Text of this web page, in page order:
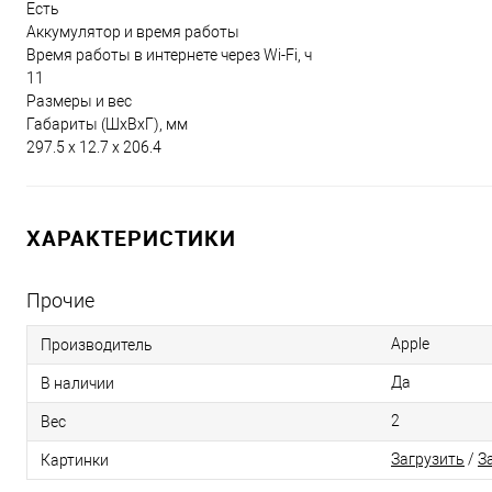
Есть
Аккумулятор и время работы
Время работы в интернете через Wi-Fi, ч
11
Размеры и вес
Габариты (ШxВxГ), мм
297.5 x 12.7 x 206.4
ХАРАКТЕРИСТИКИ
Прочие
Производитель Apple
В наличии Да
Вес 2
Картинки Загрузить /